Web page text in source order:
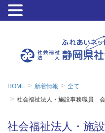
HOME 新着情報
全て
社会福祉法人・施設事務職員 会
社会福祉法人・施